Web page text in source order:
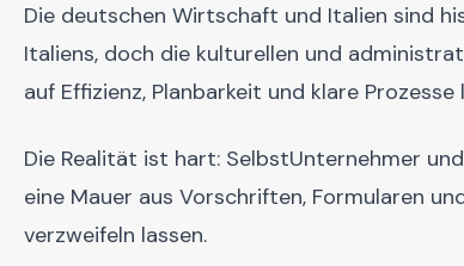
Die deutschen Wirtschaft und Italien sind
Italiens, doch die kulturellen und
auf Effizienz, Planbarkeit und klare
Die Realität ist hart: SelbstUnternehmer
eine Mauer aus Vorschriften, Formularen
verzweifeln lassen.